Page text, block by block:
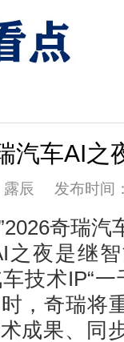
汽车AI之
辰 发布时间
奇瑞汽
之夜是继
技术IP“一
，奇瑞将
成果、同